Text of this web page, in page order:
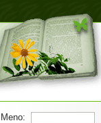
Meno: